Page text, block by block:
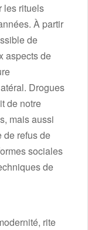
les rituels
À partir
de
aspects de
Drogues
de notre
mais aussi
de refus de
sociales
de
rite